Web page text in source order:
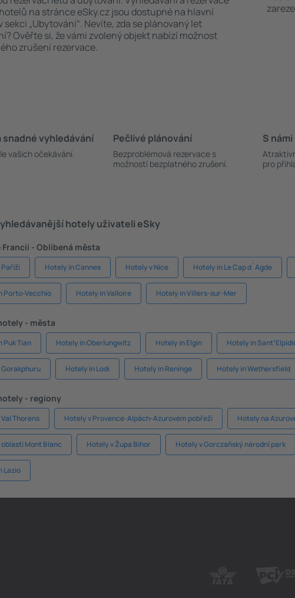
na stránce eSky.cz jsou dostupné na hlavní
sekci „Ubytování“. Nevíte, zda se plánovaný let
Ověřte si, že vámi zvolený objekt nabízí možnost
zrušení rezervace.
snadné vyhledávání
vašich očekávání.
Pečlivé plánování
Bezproblémová rezervace s
možností bezplatného zrušení.
S
pro
hotely uživateli eSky
Francii - Oblíbená města
Hotely in Cannes Hotely v Nice Hotely in Le Cap d`Agde
Porto-Vecchio Hotely in Valloire Hotely in Villers-sur-Mer
- města
Puk Tian Hotely in Oberlungwitz Hotely in Elgin Hotely in
Hotely in Lodi Hotely in Reninge Hotely in Wethersfield
- regiony
Thorens Hotely v Provence-Alpách-Azurovém pobřeží Hotely na
Mont Blanc Hotely v Župa Bihor Hotely v Gorczaňský národní park
Lazio